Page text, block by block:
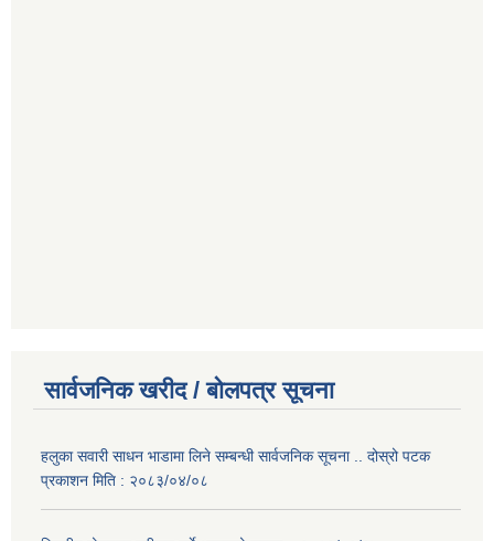
सार्वजनिक खरीद / बोलपत्र सूचना
हलुका सवारी साधन भाडामा लिने सम्बन्धी सार्वजनिक सूचना .. दोस्रो पटक
प्रकाशन मिति : २०८३/०४/०८